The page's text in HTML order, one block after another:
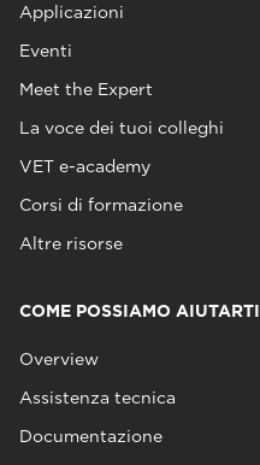
Applicazioni
Eventi
Meet the Expert
La voce dei tuoi colleghi
VET e-academy
Corsi di formazione
Altre risorse
COME POSSIAMO AIUTARTI
Overview
Assistenza tecnica
Documentazione